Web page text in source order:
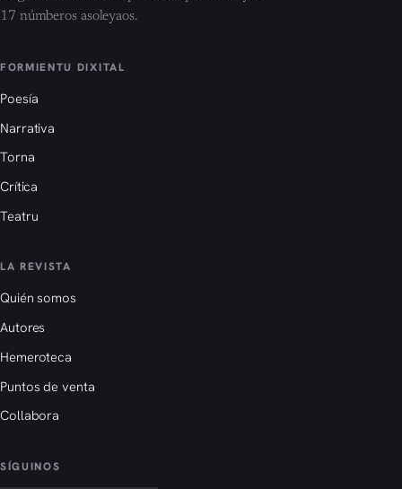
17 númberos asoleyaos.
FORMIENTU DIXITAL
Poesía
Narrativa
Torna
Crítica
Teatru
LA REVISTA
Quién somos
Autores
Hemeroteca
Puntos de venta
Collabora
SÍGUINOS